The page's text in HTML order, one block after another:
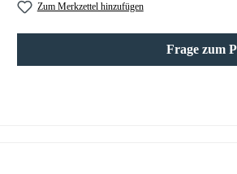
Zum Merkzettel hinzufügen
Frage zum